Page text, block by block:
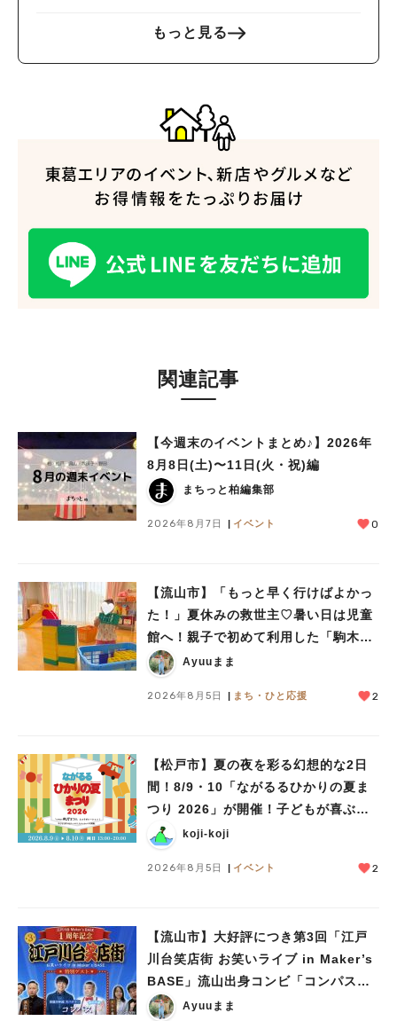
もっと見る
関連記事
【今週末のイベントまとめ♪】2026年
8月8日(土)〜11日(火・祝)編
まちっと柏編集部
2026年8月7日 イベント 0
【流山市】「もっと早く行けばよかっ
た！」夏休みの救世主♡暑い日は児童
館へ！親子で初めて利用した「駒木台
児童館」レポート
Ayuuまま
2026年8月5日 まち・ひと応援 2
【松戸市】夏の夜を彩る幻想的な2日
間！8/9・10「ながるるひかりの夏ま
つり 2026」が開催！子どもが喜ぶワ
ークショップや限定ヒーローショーも
koji-koji
2026年8月5日 イベント 2
【流山市】大好評につき第3回「江戸
川台笑店街 お笑いライブ in Maker’s
BASE」流山出身コンビ「コンパス」
も登場！8/23（日）
Ayuuまま
#カフェ#スイーツ
#教えたい／教えて投稿記事